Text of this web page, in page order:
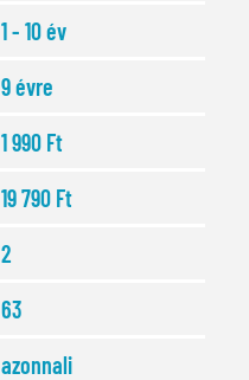
1 - 10 év
9 évre
1 990 Ft
19 790 Ft
2
63
azonnali